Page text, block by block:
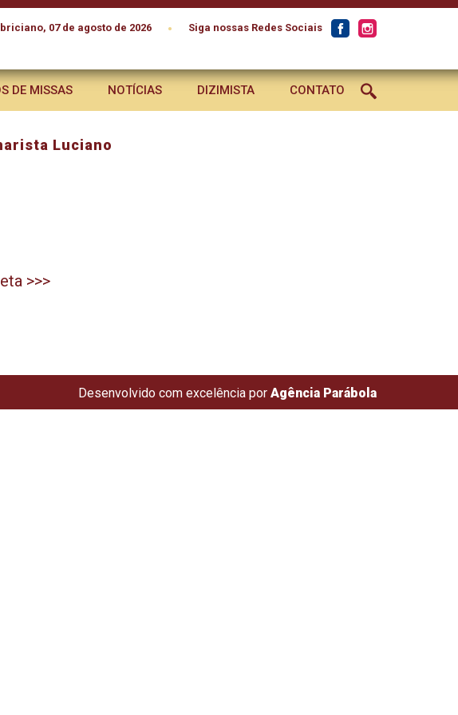
07 de agosto de 2026 • Siga nossas Redes Sociais
DE MISSAS NOTÍCIAS DIZIMISTA CONTATO
Luciano
>>>
Desenvolvido com excelência por Agência Parábola